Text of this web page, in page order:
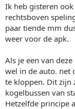
Ik heb gisteren
rechtsboven
paar tiende mm
weer voor de apk.
Als je een van
wel in de auto. net
te kloppen. Dit zijn
kogelbussen van
Hetzelfde principe